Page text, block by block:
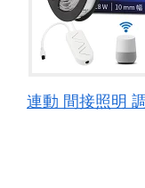
連動 間接照明